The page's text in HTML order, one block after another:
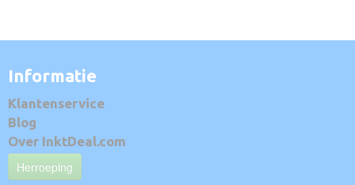
Informatie
Klantenservice
Blog
Over InktDeal.com
Herroeping